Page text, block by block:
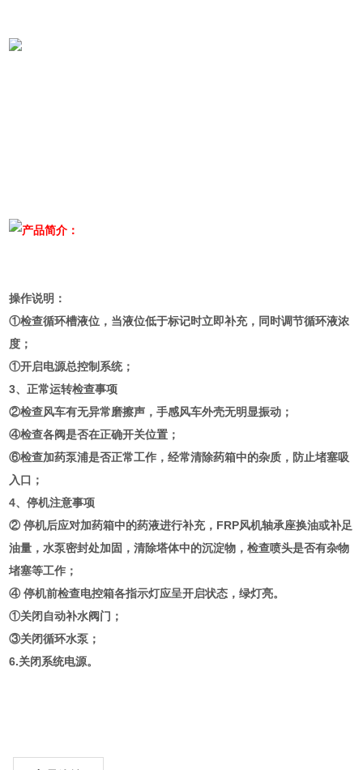
产品简介：
操作说明：
①检查循环槽液位，当液位低于标记时立即补充，同时调节循环液浓
度；
①开启电源总控制系统；
3、正常运转检查事项
②检查风车有无异常磨擦声，手感风车外壳无明显振动；
④检查各阀是否在正确开关位置；
⑥检查加药泵浦是否正常工作，经常清除药箱中的杂质，防止堵塞吸
入口；
4、停机注意事项
② 停机后应对加药箱中的药液进行补充，FRP风机轴承座换油或补足
油量，水泵密封处加固，清除塔体中的沉淀物，检查喷头是否有杂物
堵塞等工作；
④ 停机前检查电控箱各指示灯应呈开启状态，绿灯亮。
①关闭自动补水阀门；
③关闭循环水泵；
6.关闭系统电源。